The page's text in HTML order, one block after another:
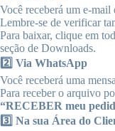
Você receberá um e-
Lembre-se de verificar
Para baixar, clique em
seção de Downloads.
2️⃣ Via WhatsApp
Você receberá uma
Para receber o arquivo
“RECEBER meu
3️⃣ Na sua Área do